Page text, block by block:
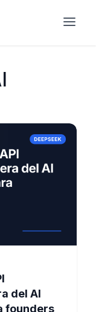
del AI
founders